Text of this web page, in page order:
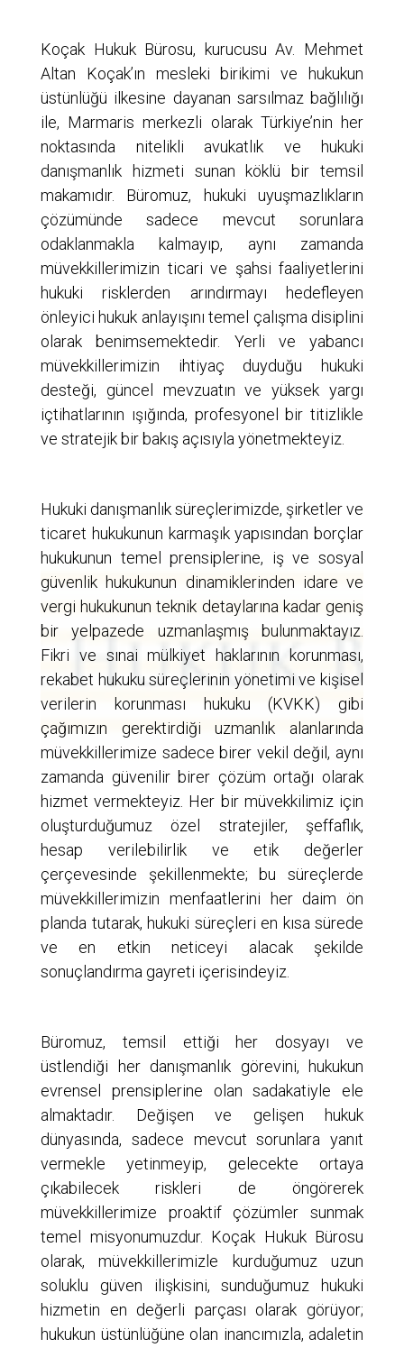
Koçak Hukuk Bürosu, kurucusu Av. Mehmet
Altan Koçak’ın mesleki birikimi ve hukukun
üstünlüğü ilkesine dayanan sarsılmaz bağlılığı
ile, Marmaris merkezli olarak Türkiye’nin her
noktasında nitelikli avukatlık ve hukuki
danışmanlık hizmeti sunan köklü bir temsil
makamıdır. Büromuz, hukuki uyuşmazlıkların
çözümünde sadece mevcut sorunlara
odaklanmakla kalmayıp, aynı zamanda
müvekkillerimizin ticari ve şahsi faaliyetlerini
hukuki risklerden arındırmayı hedefleyen
önleyici hukuk anlayışını temel çalışma disiplini
olarak benimsemektedir. Yerli ve yabancı
müvekkillerimizin ihtiyaç duyduğu hukuki
desteği, güncel mevzuatın ve yüksek yargı
içtihatlarının ışığında, profesyonel bir titizlikle
ve stratejik bir bakış açısıyla yönetmekteyiz.
Hukuki danışmanlık süreçlerimizde, şirketler ve
ticaret hukukunun karmaşık yapısından borçlar
hukukunun temel prensiplerine, iş ve sosyal
güvenlik hukukunun dinamiklerinden idare ve
vergi hukukunun teknik detaylarına kadar geniş
bir yelpazede uzmanlaşmış bulunmaktayız.
Fikri ve sınai mülkiyet haklarının korunması,
rekabet hukuku süreçlerinin yönetimi ve kişisel
verilerin korunması hukuku (KVKK) gibi
çağımızın gerektirdiği uzmanlık alanlarında
müvekkillerimize sadece birer vekil değil, aynı
zamanda güvenilir birer çözüm ortağı olarak
hizmet vermekteyiz. Her bir müvekkilimiz için
oluşturduğumuz özel stratejiler, şeffaflık,
hesap verilebilirlik ve etik değerler
çerçevesinde şekillenmekte; bu süreçlerde
müvekkillerimizin menfaatlerini her daim ön
planda tutarak, hukuki süreçleri en kısa sürede
ve en etkin neticeyi alacak şekilde
sonuçlandırma gayreti içerisindeyiz.
Büromuz, temsil ettiği her dosyayı ve
üstlendiği her danışmanlık görevini, hukukun
evrensel prensiplerine olan sadakatiyle ele
almaktadır. Değişen ve gelişen hukuk
dünyasında, sadece mevcut sorunlara yanıt
vermekle yetinmeyip, gelecekte ortaya
çıkabilecek riskleri de öngörerek
müvekkillerimize proaktif çözümler sunmak
temel misyonumuzdur. Koçak Hukuk Bürosu
olarak, müvekkillerimizle kurduğumuz uzun
soluklu güven ilişkisini, sunduğumuz hukuki
hizmetin en değerli parçası olarak görüyor;
hukukun üstünlüğüne olan inancımızla, adaletin